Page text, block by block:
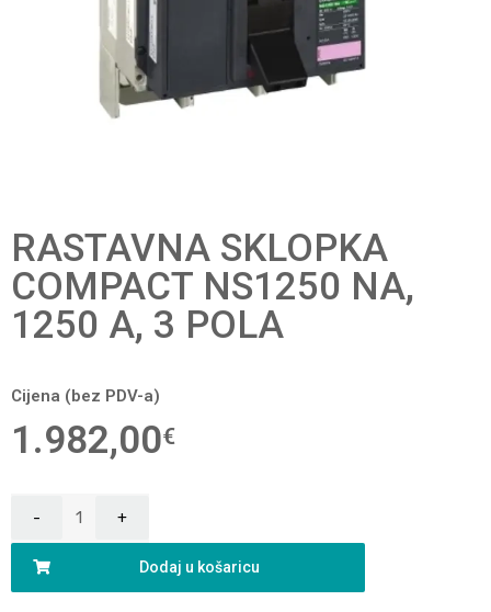
RASTAVNA SKLOPKA
COMPACT NS1250 NA,
1250 A, 3 POLA
Cijena (bez PDV-a)
1.982,00€
Dodaj u košaricu